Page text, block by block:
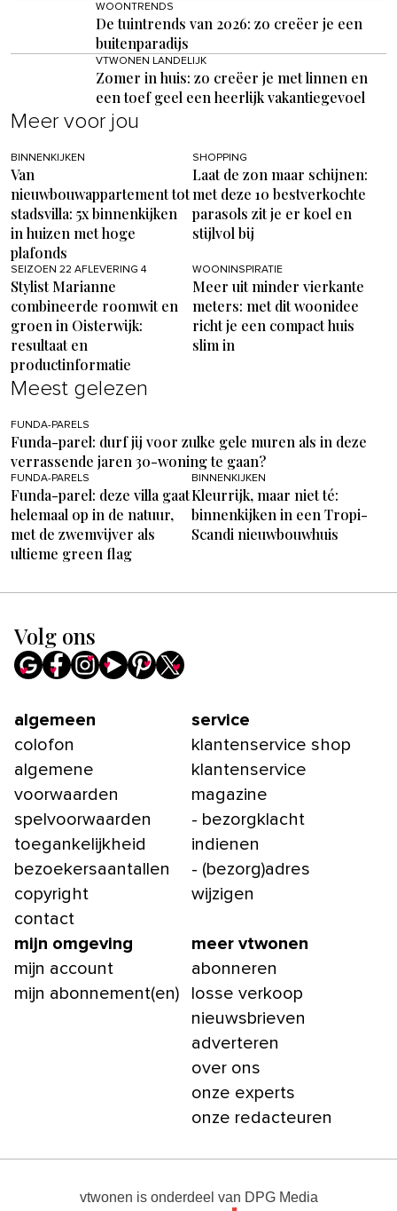
WOONTRENDS
De tuintrends van 2026: zo creëer je een
buitenparadijs
VTWONEN LANDELIJK
Zomer in huis: zo creëer je met linnen en
een toef geel een heerlijk vakantiegevoel
Meer voor jou
BINNENKIJKEN
Van
nieuwbouwappartement tot
stadsvilla: 5x binnenkijken
in huizen met hoge
plafonds
SHOPPING
Laat de zon maar schijnen:
met deze 10 bestverkochte
parasols zit je er koel en
stijlvol bij
SEIZOEN 22 AFLEVERING 4
Stylist Marianne
combineerde roomwit en
groen in Oisterwijk:
resultaat en
productinformatie
WOONINSPIRATIE
Meer uit minder vierkante
meters: met dit woonidee
richt je een compact huis
slim in
Meest gelezen
FUNDA-PARELS
Funda-parel: durf jij voor zulke gele muren als in deze
verrassende jaren 30-woning te gaan?
FUNDA-PARELS
Funda-parel: deze villa gaat
helemaal op in de natuur,
met de zwemvijver als
ultieme green flag
BINNENKIJKEN
Kleurrijk, maar niet té:
binnenkijken in een Tropi-
Scandi nieuwbouwhuis
Volg ons
algemeen
colofon
algemene
voorwaarden
spelvoorwaarden
toegankelijkheid
bezoekersaantallen
copyright
contact
service
klantenservice shop
klantenservice
magazine
- bezorgklacht
indienen
- (bezorg)adres
wijzigen
mijn omgeving
mijn account
mijn abonnement(en)
meer vtwonen
abonneren
losse verkoop
nieuwsbrieven
adverteren
over ons
onze experts
onze redacteuren
vtwonen is onderdeel van DPG Media